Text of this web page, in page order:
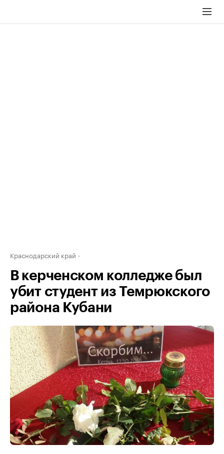
Краснодарский край
В керченском колледже был
убит студент из Темрюкского
района Кубани